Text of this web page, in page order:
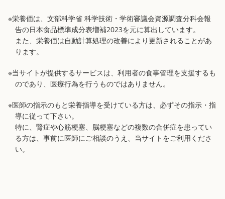
※栄養価は、文部科学省 科学技術・学術審議会資源調査分科会報
告の日本食品標準成分表増補2023を元に算出しています。
また、栄養価は自動計算処理の改善により更新されることがあ
ります。
※当サイトが提供するサービスは、利用者の食事管理を支援するも
のであり、医療行為を行うものではありません。
※医師の指示のもと栄養指導を受けている方は、必ずその指示・指
導に従って下さい。
特に、腎症や心筋梗塞、脳梗塞などの複数の合併症を患ってい
る方は、事前に医師にご相談のうえ、当サイトをご利用くださ
い。